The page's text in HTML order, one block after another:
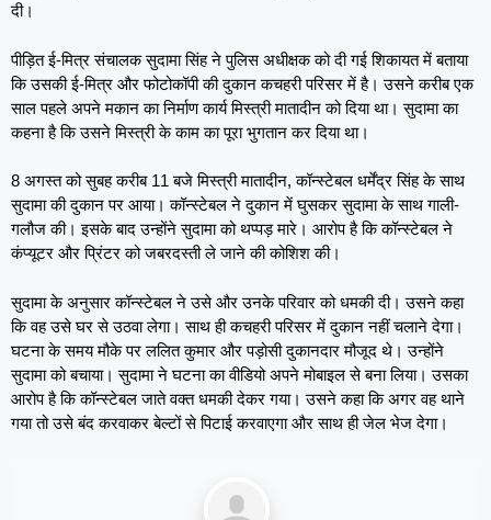
दी।
पीड़ित ई-मित्र संचालक सुदामा सिंह ने पुलिस अधीक्षक को दी गई शिकायत में बताया
कि उसकी ई-मित्र और फोटोकॉपी की दुकान कचहरी परिसर में है। उसने करीब एक
साल पहले अपने मकान का निर्माण कार्य मिस्त्री मातादीन को दिया था। सुदामा का
कहना है कि उसने मिस्त्री के काम का पूरा भुगतान कर दिया था।
8 अगस्त को सुबह करीब 11 बजे मिस्त्री मातादीन, कॉन्स्टेबल धर्मेंद्र सिंह के साथ
सुदामा की दुकान पर आया। कॉन्स्टेबल ने दुकान में घुसकर सुदामा के साथ गाली-
गलौज की। इसके बाद उन्होंने सुदामा को थप्पड़ मारे। आरोप है कि कॉन्स्टेबल ने
कंप्यूटर और प्रिंटर को जबरदस्ती ले जाने की कोशिश की।
सुदामा के अनुसार कॉन्स्टेबल ने उसे और उनके परिवार को धमकी दी। उसने कहा
कि वह उसे घर से उठवा लेगा। साथ ही कचहरी परिसर में दुकान नहीं चलाने देगा।
घटना के समय मौके पर ललित कुमार और पड़ोसी दुकानदार मौजूद थे। उन्होंने
सुदामा को बचाया। सुदामा ने घटना का वीडियो अपने मोबाइल से बना लिया। उसका
आरोप है कि कॉन्स्टेबल जाते वक्त धमकी देकर गया। उसने कहा कि अगर वह थाने
गया तो उसे बंद करवाकर बेल्टों से पिटाई करवाएगा और साथ ही जेल भेज देगा।